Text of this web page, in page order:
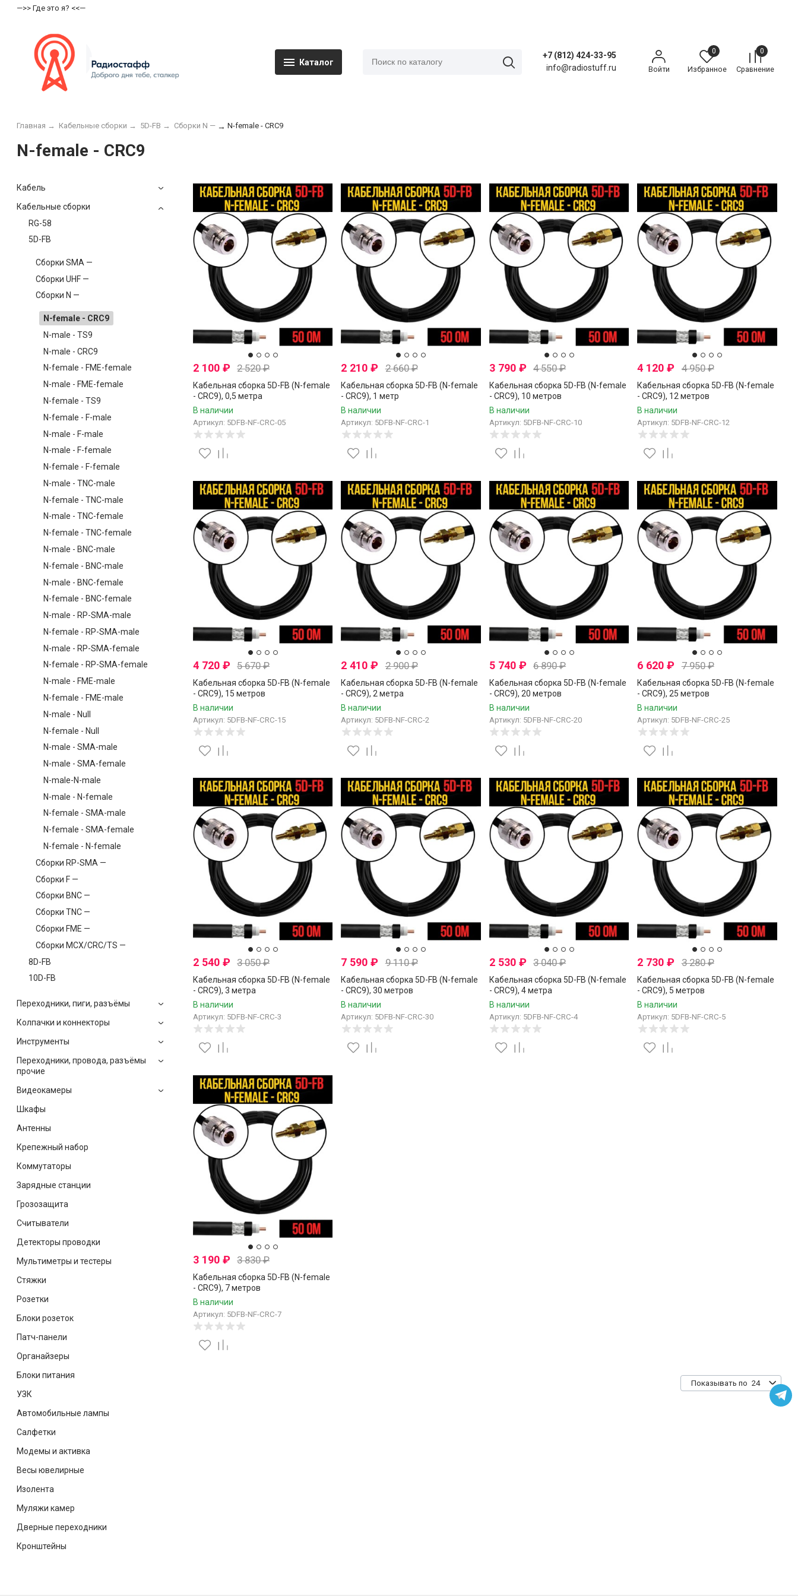
—>> Где это я? <<—
Каталог
+7 (812) 424-33-95
info@radiostuff.ru
Войти
0
Избранное
0
Сравнение
Главная → Кабельные сборки → 5D-FB → Сборки N — → N-female - CRC9
N-female - CRC9
Кабель
Кабельные сборки
RG-58
5D-FB
Сборки SMA —
Сборки UHF —
Сборки N —
N-female - CRC9
N-male - TS9
N-male - CRC9
N-female - FME-female
N-male - FME-female
N-female - TS9
N-female - F-male
N-male - F-male
N-male - F-female
N-female - F-female
N-male - TNC-male
N-female - TNC-male
N-male - TNC-female
N-female - TNC-female
N-male - BNC-male
N-female - BNC-male
N-male - BNC-female
N-female - BNC-female
N-male - RP-SMA-male
N-female - RP-SMA-male
N-male - RP-SMA-female
N-female - RP-SMA-female
N-male - FME-male
N-female - FME-male
N-male - Null
N-female - Null
N-male - SMA-male
N-male - SMA-female
N-male-N-male
N-male - N-female
N-female - SMA-male
N-female - SMA-female
N-female - N-female
Сборки RP-SMA —
Сборки F —
Сборки BNC —
Сборки TNC —
Сборки FME —
Сборки MCX/CRC/TS —
8D-FB
10D-FB
Переходники, пиги, разъёмы
Колпачки и коннекторы
Инструменты
Переходники, провода, разъёмы
прочие
Видеокамеры
Шкафы
Антенны
Крепежный набор
Коммутаторы
Зарядные станции
Грозозащита
Считыватели
Детекторы проводки
Мультиметры и тестеры
Стяжки
Розетки
Блоки розеток
Патч-панели
Органайзеры
Блоки питания
УЗК
Автомобильные лампы
Салфетки
Модемы и активка
Весы ювелирные
Изолента
Муляжи камер
Дверные переходники
Кронштейны
2 100 ₽ 2 520₽
Кабельная сборка 5D-FB (N-female
- CRC9), 0,5 метра
В наличии
Артикул: 5DFB-NF-CRC-05
2 210₽ 2 660₽
Кабельная сборка 5D-FB (N-female
- CRC9), 1 метр
В наличии
Артикул: 5DFB-NF-CRC-1
3 790 ₽ 4 550₽
Кабельная сборка 5D-FB (N-female
- CRC9), 10 метров
В наличии
Артикул: 5DFB-NF-CRC-10
4 120₽ 4 950₽
Кабельная сборка 5D-FB (N-female
- CRC9), 12 метров
В наличии
Артикул: 5DFB-NF-CRC-12
4 720 ₽ 5 670₽
Кабельная сборка 5D-FB (N-female
- CRC9), 15 метров
В наличии
Артикул: 5DFB-NF-CRC-15
2 410₽ 2 900₽
Кабельная сборка 5D-FB (N-female
- CRC9), 2 метра
В наличии
Артикул: 5DFB-NF-CRC-2
5 740 ₽ 6 890₽
Кабельная сборка 5D-FB (N-female
- CRC9), 20 метров
В наличии
Артикул: 5DFB-NF-CRC-20
6 620₽ 7 950₽
Кабельная сборка 5D-FB (N-female
- CRC9), 25 метров
В наличии
Артикул: 5DFB-NF-CRC-25
2 540 ₽ 3 050₽
Кабельная сборка 5D-FB (N-female
- CRC9), 3 метра
В наличии
Артикул: 5DFB-NF-CRC-3
7 590₽ 9 110₽
Кабельная сборка 5D-FB (N-female
- CRC9), 30 метров
В наличии
Артикул: 5DFB-NF-CRC-30
2 530 ₽ 3 040₽
Кабельная сборка 5D-FB (N-female
- CRC9), 4 метра
В наличии
Артикул: 5DFB-NF-CRC-4
2 730₽ 3 280₽
Кабельная сборка 5D-FB (N-female
- CRC9), 5 метров
В наличии
Артикул: 5DFB-NF-CRC-5
3 190 ₽ 3 830₽
Кабельная сборка 5D-FB (N-female
- CRC9), 7 метров
В наличии
Артикул: 5DFB-NF-CRC-7
Показывать по 24